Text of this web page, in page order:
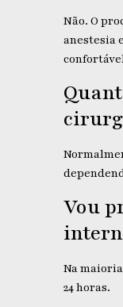
Não. O
anestesia
Vou
Na
24 horas.